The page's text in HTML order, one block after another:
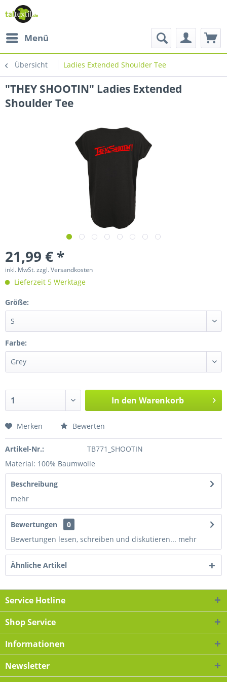
Menü
Übersicht Ladies Extended Shoulder Tee
"THEY SHOOTIN" Ladies Extended
Shoulder Tee
21,99 € *
inkl. MwSt.zzgl. Versandkosten
Lieferzeit 5 Werktage
Größe:
Farbe:
In den Warenkorb
Merken Bewerten
Artikel-Nr.:
TB771_SHOOTIN
Material: 100% Baumwolle
Beschreibung
mehr
Bewertungen
0
Bewertungen lesen, schreiben und diskutieren... mehr
Ähnliche Artikel
Service Hotline
Shop Service
Informationen
Newsletter